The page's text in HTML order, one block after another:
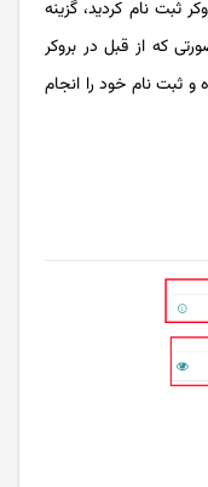
ثبت نام کردید، گزینه
که از قبل در بروکر
و ثبت نام خود را انجام